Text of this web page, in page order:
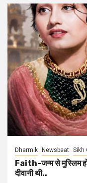
Dharmik Newsbeat Sikh
Faith-जन्म से मुस्लिम
दीवानी थी..